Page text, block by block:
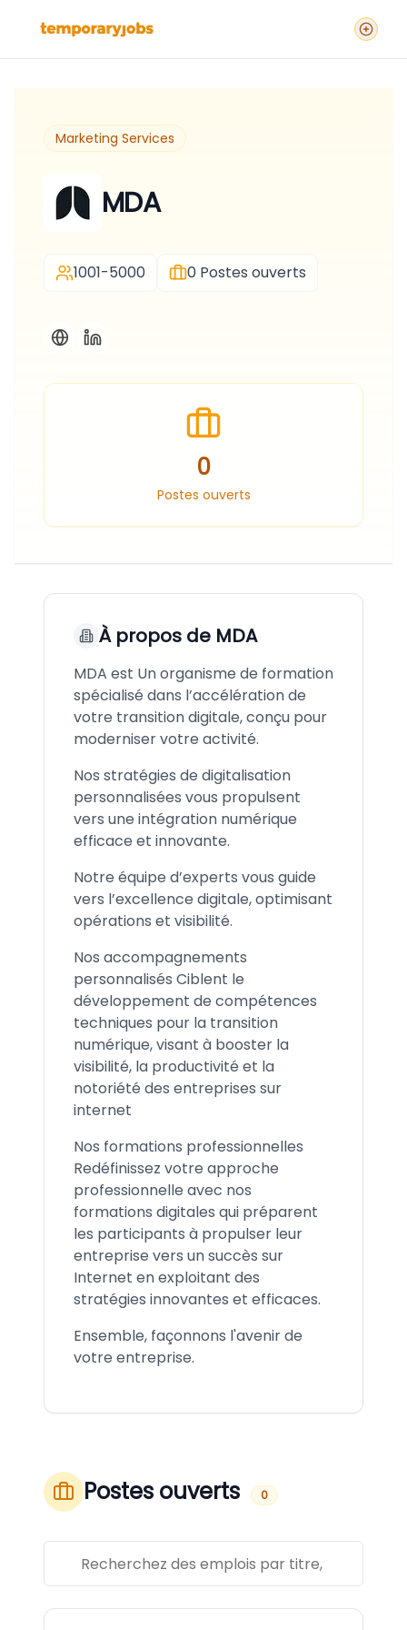
Marketing Services
MDA
1001-5000 0 Postes ouverts
0
Postes ouverts
À propos de MDA
MDA est Un organisme de formation
spécialisé dans l’accélération de
votre transition digitale, conçu pour
moderniser votre activité.
Nos stratégies de digitalisation
personnalisées vous propulsent
vers une intégration numérique
efficace et innovante.
Notre équipe d’experts vous guide
vers l’excellence digitale, optimisant
opérations et visibilité.
Nos accompagnements
personnalisés Ciblent le
développement de compétences
techniques pour la transition
numérique, visant à booster la
visibilité, la productivité et la
notoriété des entreprises sur
internet
Nos formations professionnelles
Redéfinissez votre approche
professionnelle avec nos
formations digitales qui préparent
les participants à propulser leur
entreprise vers un succès sur
Internet en exploitant des
stratégies innovantes et efficaces.
Ensemble, façonnons l'avenir de
votre entreprise.
Postes ouverts 0